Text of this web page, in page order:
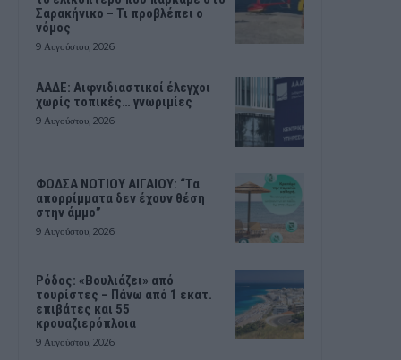
Σαρακήνικο – Τι προβλέπει ο
νόμος
9 Αυγούστου, 2026
ΑΑΔΕ: Αιφνιδιαστικοί έλεγχοι
χωρίς τοπικές… γνωριμίες
9 Αυγούστου, 2026
ΦΟΔΣΑ ΝΟΤΙΟΥ ΑΙΓΑΙΟΥ: “Τα
απορρίμματα δεν έχουν θέση
στην άμμο”
9 Αυγούστου, 2026
Ρόδος: «Βουλιάζει» από
τουρίστες – Πάνω από 1 εκατ.
επιβάτες και 55
κρουαζιερόπλοια
9 Αυγούστου, 2026